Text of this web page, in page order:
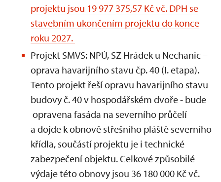
projektu jsou 19 977 375,57 Kč vč. DPH se
stavebním ukončením projektu do konce
roku 2027.
Projekt SMVS: NPÚ, SZ Hrádek u Nechanic –
oprava havarijního stavu čp. 40 (I. etapa).
Tento projekt řeší opravu havarijního stavu
budovy č. 40 v hospodářském dvoře - bude
opravena fasáda na severního průčelí
a dojde k obnově střešního pláště severního
křídla, součástí projektu je i technické
zabezpečení objektu. Celkové způsobilé
výdaje této obnovy jsou 36 180 000 Kč vč.